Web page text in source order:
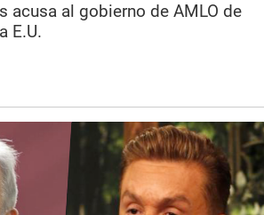
acusa al gobierno de AMLO de
E.U.